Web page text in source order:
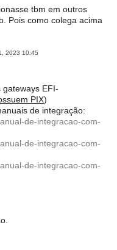
tbm em outros
Pois como colega acima
2023 10:45
EFI-
PIX)
de integração:
de-integracao-com-
de-integracao-com-
de-integracao-com-